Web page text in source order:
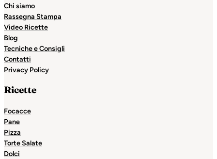
Chi siamo
Rassegna Stampa
Video Ricette
Blog
Tecniche e Consigli
Contatti
Privacy Policy
Ricette
Focacce
Pane
Pizza
Torte Salate
Dolci